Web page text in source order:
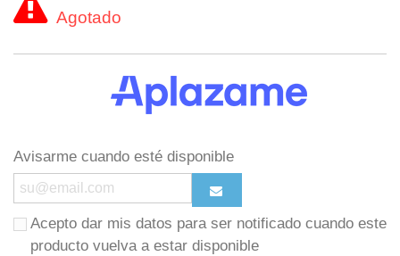
Agotado
Avisarme cuando esté disponible
Acepto dar mis datos para ser notificado cuando este
producto vuelva a estar disponible